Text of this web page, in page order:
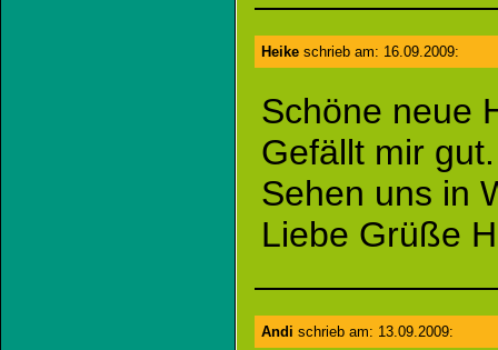
Heike schrieb am: 16.09.2009:
Schöne neue
Gefällt mir gut.
Sehen uns in
Liebe Grüße
Andi schrieb am: 13.09.2009: